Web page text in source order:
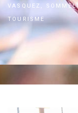
VASQUEZ,
TOURISME